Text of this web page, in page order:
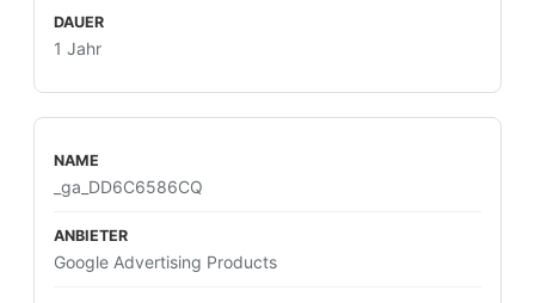
1 Jahr
_ga_DD6C6586CQ
Google Advertising Products